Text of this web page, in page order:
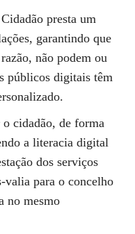
presta um
garantindo que
não podem ou
públicos digitais têm
cidadão, de forma
a literacia digital
dos serviços
valia para o concelho
no mesmo